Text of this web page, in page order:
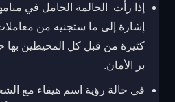
إذا رأت الحالمة الحامل في
إشارة إلى ما ستجنيه من
كثيرة من قبل كل المحيطين بها
بر الأمان.
في حالة رؤية اسم هيفاء مع